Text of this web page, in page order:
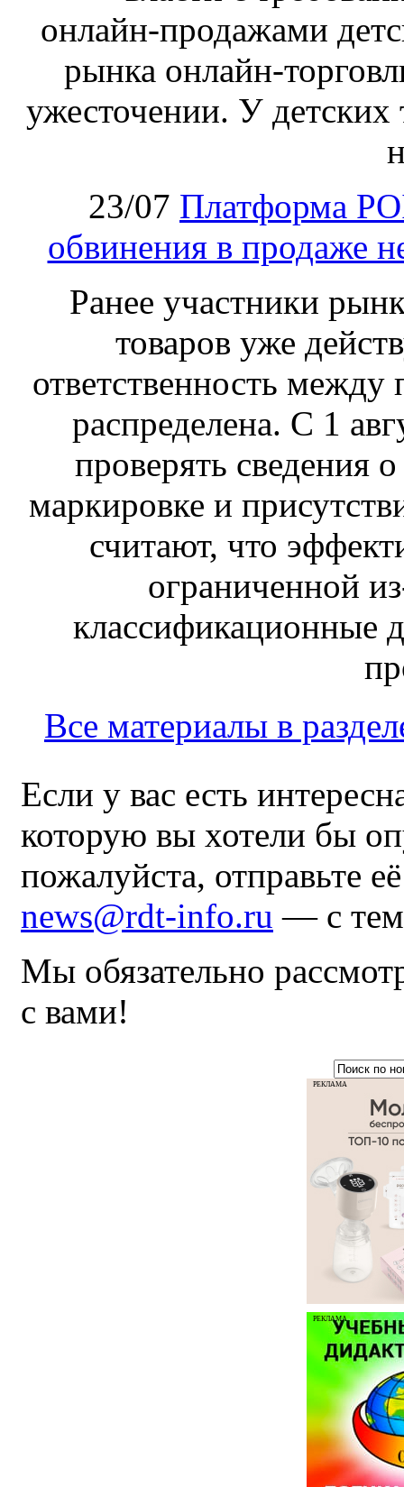
онлайн‑продажами
рынка онлайн-
ужесточении. У детских
23/07 Платформа
обвинения в продаже
Ранее участники
товаров уже
ответственность
распределена. С 1
проверять сведения
маркировке и
считают, что
ограниченной
классификационные
Все материалы в
Если у вас есть
которую вы хотели бы
пожалуйста, отправьте
news@rdt-info.ru — с
Мы обязательно
с вами!
РЕКЛАМА
РЕКЛАМА